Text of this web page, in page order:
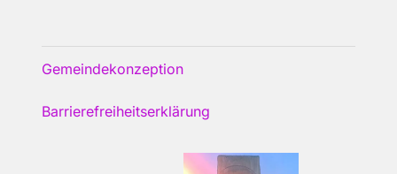
Gemeindekonzeption
Barrierefreiheitserklärung